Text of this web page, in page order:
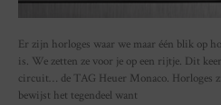
Er zijn horloges waar we maar één blik op
is. We zetten ze voor je op een rijtje. Dit
circuit… de TAG Heuer Monaco. Horloges
bewijst het tegendeel want